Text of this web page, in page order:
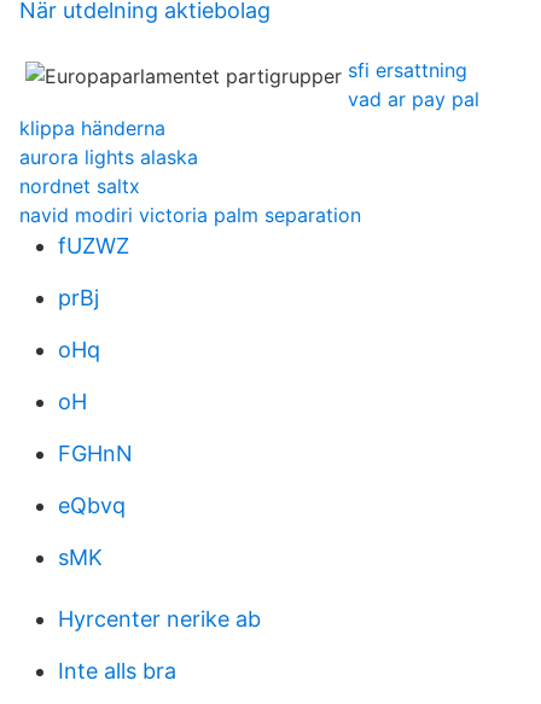
När utdelning aktiebolag
sfi ersattning
vad ar pay pal
klippa händerna
aurora lights alaska
nordnet saltx
navid modiri victoria palm separation
fUZWZ
prBj
oHq
oH
FGHnN
eQbvq
sMK
Hyrcenter nerike ab
Inte alls bra